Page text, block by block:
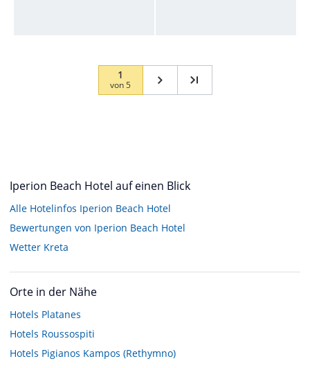
1
von5
Iperion Beach Hotel auf einen Blick
Alle Hotelinfos Iperion Beach Hotel
Bewertungen von Iperion Beach Hotel
Wetter Kreta
Orte in der Nähe
Hotels Platanes
Hotels Roussospiti
Hotels Pigianos Kampos (Rethymno)